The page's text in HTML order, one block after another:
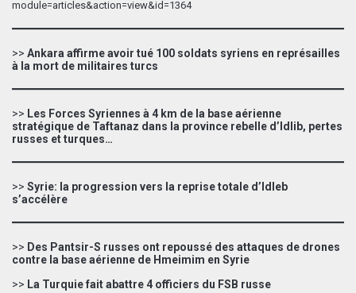
module=articles&action=view&id=1364
>> Ankara affirme avoir tué 100 soldats syriens en représailles
à la mort de militaires turcs
>> Les Forces Syriennes à 4 km de la base aérienne
stratégique de Taftanaz dans la province rebelle d’Idlib, pertes
russes et turques…
>> Syrie: la progression vers la reprise totale d’Idleb
s’accélère
>> Des Pantsir-S russes ont repoussé des attaques de drones
contre la base aérienne de Hmeimim en Syrie
>> La Turquie fait abattre 4 officiers du FSB russe